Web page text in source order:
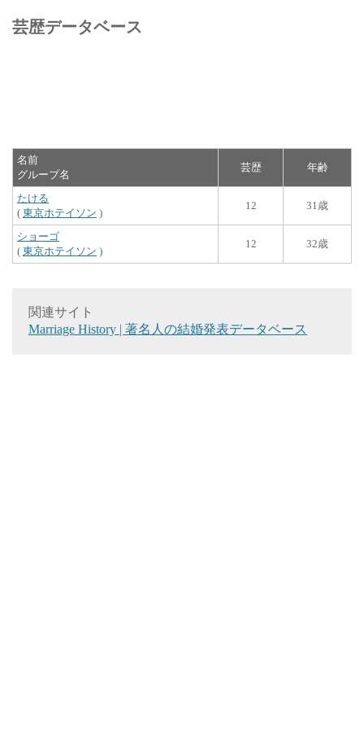
芸歴データベース
名前
グループ名
芸歴 年齢
たける
( 東京ホテイソン )
12 31歳
ショーゴ
( 東京ホテイソン )
12 32歳
関連サイト
Marriage History | 著名人の結婚発表データベース